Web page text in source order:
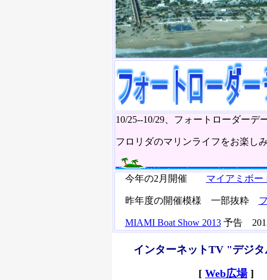
10/25--10/29、フォートローダー
フロリダのマリンライフをお楽し
今年の2月開催 マイアミボー
昨年度の開催模様 一部抜粋
MIAMI Boat Show 2013予告
インターネットTV "デジ
[ Web広場]